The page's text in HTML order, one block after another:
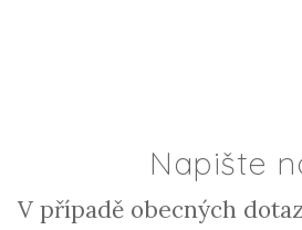
Napište
V případě obecných